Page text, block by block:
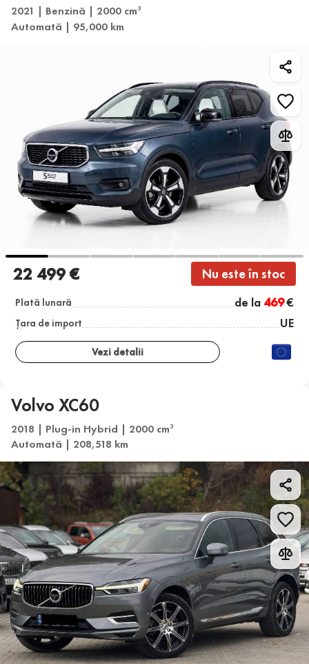
2021 | Benzină | 2000 cm3
Automată | 95,000 km
22 499 € Nu este în stoc
Plată lunară de la 469€
Țara de import UE
Vezi detalii
Volvo XC60
2018 | Plug-in Hybrid | 2000 cm3
Automată | 208,518 km